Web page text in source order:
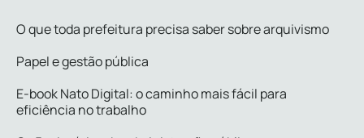
O que toda prefeitura precisa saber sobre arquivismo
Papel e gestão pública
E-book Nato Digital: o caminho mais fácil para
eficiência no trabalho